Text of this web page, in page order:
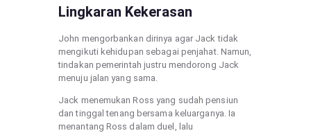
Lingkaran Kekerasan
John mengorbankan dirinya agar Jack tidak
mengikuti kehidupan sebagai penjahat. Namun,
tindakan pemerintah justru mendorong Jack
menuju jalan yang sama.
Jack menemukan Ross yang sudah pensiun
dan tinggal tenang bersama keluarganya. Ia
menantang Ross dalam duel, lalu